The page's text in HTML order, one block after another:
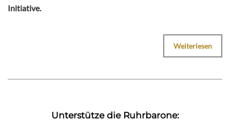
Initiative.
Weiterlesen
Unterstütze die Ruhrbarone: